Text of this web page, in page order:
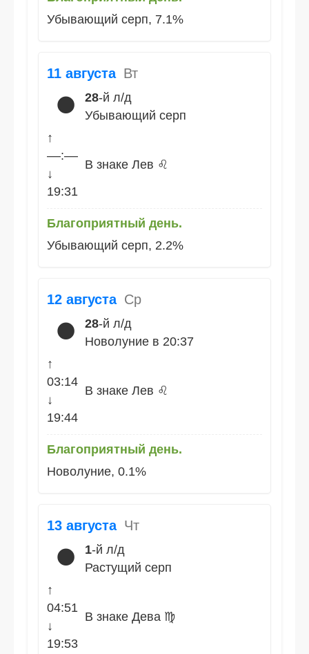
Убывающий серп, 7.1%
11 августа Вт
🌑 28-й л/д
Убывающий серп
↑
––:––
↓
19:31
В знаке Лев ♌
Благоприятный день.
Убывающий серп, 2.2%
12 августа Ср
🌑 28-й л/д
Новолуние в 20:37
↑
03:14
↓
19:44
В знаке Лев ♌
Благоприятный день.
Новолуние, 0.1%
13 августа Чт
🌑 1-й л/д
Растущий серп
↑
04:51
↓
19:53
В знаке Дева ♍